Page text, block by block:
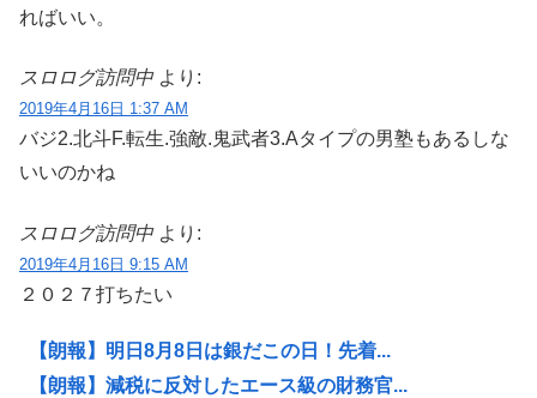
ればいい。
スロログ訪問中 より:
2019年4月16日 1:37 AM
バジ2.北斗F.転生.強敵.鬼武者3.Aタイプの男塾もあるしな
いいのかね
スロログ訪問中 より:
2019年4月16日 9:15 AM
２０２７打ちたい
【朗報】明日8月8日は銀だこの日！先着...
【朗報】減税に反対したエース級の財務官...